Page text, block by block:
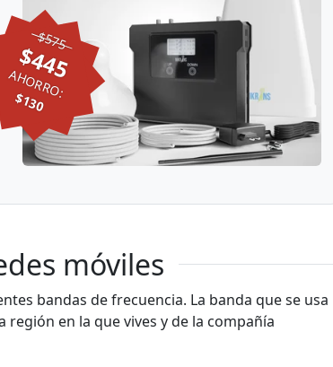
$575
$445
AHORRO:
$130
móviles
bandas de frecuencia. La banda que se usa
en la que vives y de la compañía